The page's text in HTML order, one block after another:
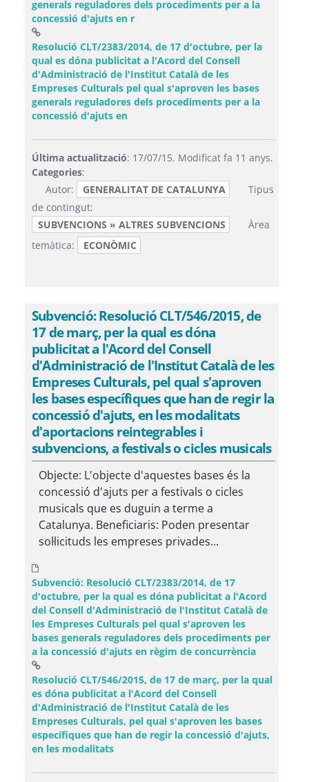
generals reguladores dels procediments per a la
concessió d'ajuts en r(Obre una finestra nova)
Resolució CLT/2383/2014, de 17 d'octubre, per la
qual es dóna publicitat a l'Acord del Consell
d'Administració de l'Institut Català de les
Empreses Culturals pel qual s'aproven les bases
generals reguladores dels procediments per a la
concessió d'ajuts en(Obre una finestra nova)
Última actualització: 17/07/15. Modificat fa 11 anys.
Categories:
Autor:
GENERALITAT DE CATALUNYA
Tipus
de contingut:
SUBVENCIONS » ALTRES SUBVENCIONS
Àrea
temàtica:
ECONÒMIC
Subvenció: Resolució CLT/546/2015, de
17 de març, per la qual es dóna
publicitat a l'Acord del Consell
d'Administració de l'Institut Català de les
Empreses Culturals, pel qual s'aproven
les bases específiques que han de regir la
concessió d'ajuts, en les modalitats
d'aportacions reintegrables i
subvencions, a festivals o cicles musicals
Objecte: L'objecte d'aquestes bases és la
concessió d'ajuts per a festivals o cicles
musicals que es duguin a terme a
Catalunya. Beneficiaris: Poden presentar
sol·licituds les empreses privades...
Subvenció: Resolució CLT/2383/2014, de 17
d'octubre, per la qual es dóna publicitat a l'Acord
del Consell d'Administració de l'Institut Català de
les Empreses Culturals pel qual s'aproven les
bases generals reguladores dels procediments per
a la concessió d'ajuts en règim de concurrència
Resolució CLT/546/2015, de 17 de març, per la qual
es dóna publicitat a l'Acord del Consell
d'Administració de l'Institut Català de les
Empreses Culturals, pel qual s'aproven les bases
específiques que han de regir la concessió d'ajuts,
en les modalitats(Obre una finestra nova)